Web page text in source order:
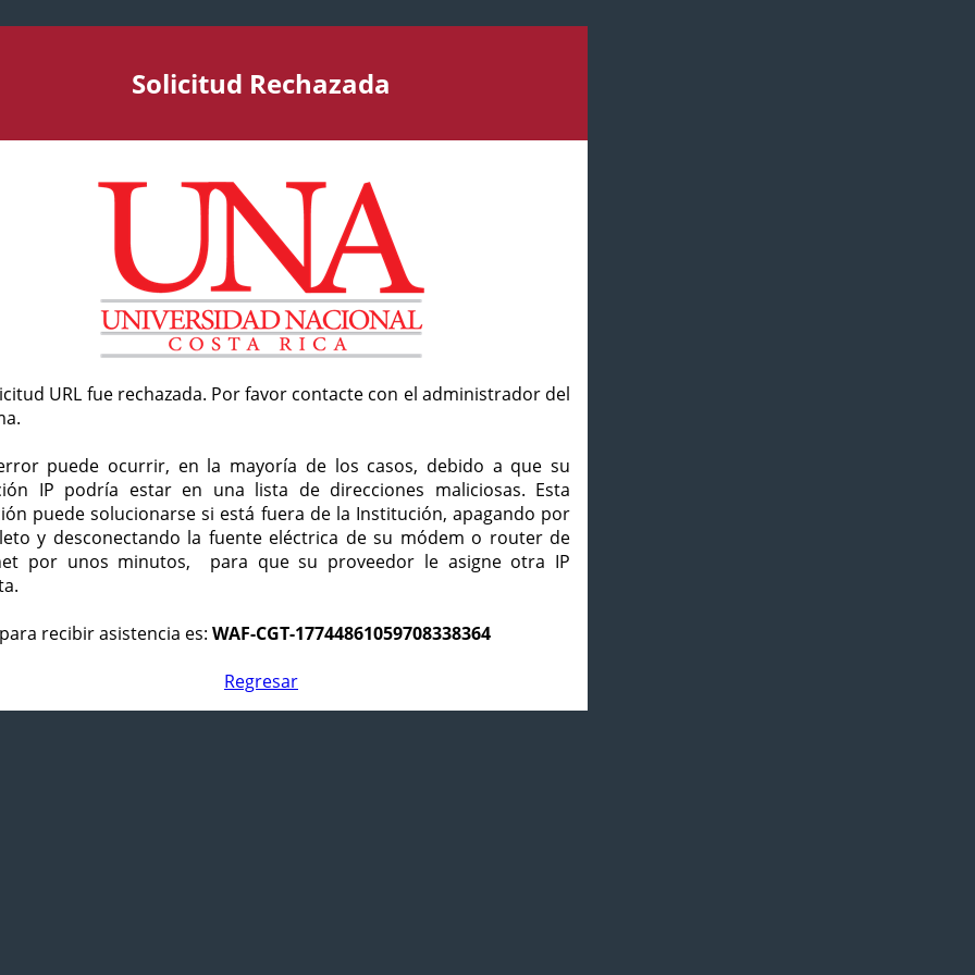
Solicitud Rechazada
URL fue rechazada. Por favor contacte con el administrador del
puede ocurrir, en la mayoría de los casos, debido a que su
IP podría estar en una lista de direcciones maliciosas. Esta
puede solucionarse si está fuera de la Institución, apagando por
y desconectando la fuente eléctrica de su módem o router de
por unos minutos, para que su proveedor le asigne otra IP
recibir asistencia es: WAF-CGT-17744861059708338364
Regresar